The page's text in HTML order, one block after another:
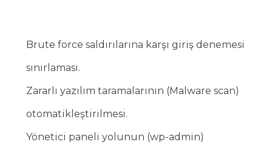
Brute force saldırılarına karşı giriş denemesi
sınırlaması.
Zararlı yazılım taramalarının (Malware scan)
otomatikleştirilmesi.
Yönetici paneli yolunun (wp-admin)